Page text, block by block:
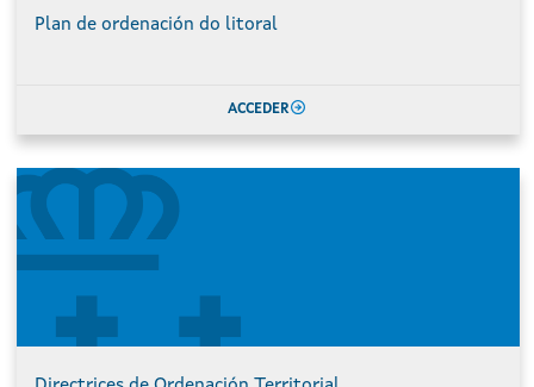
Plan de ordenación do litoral
ACCEDER